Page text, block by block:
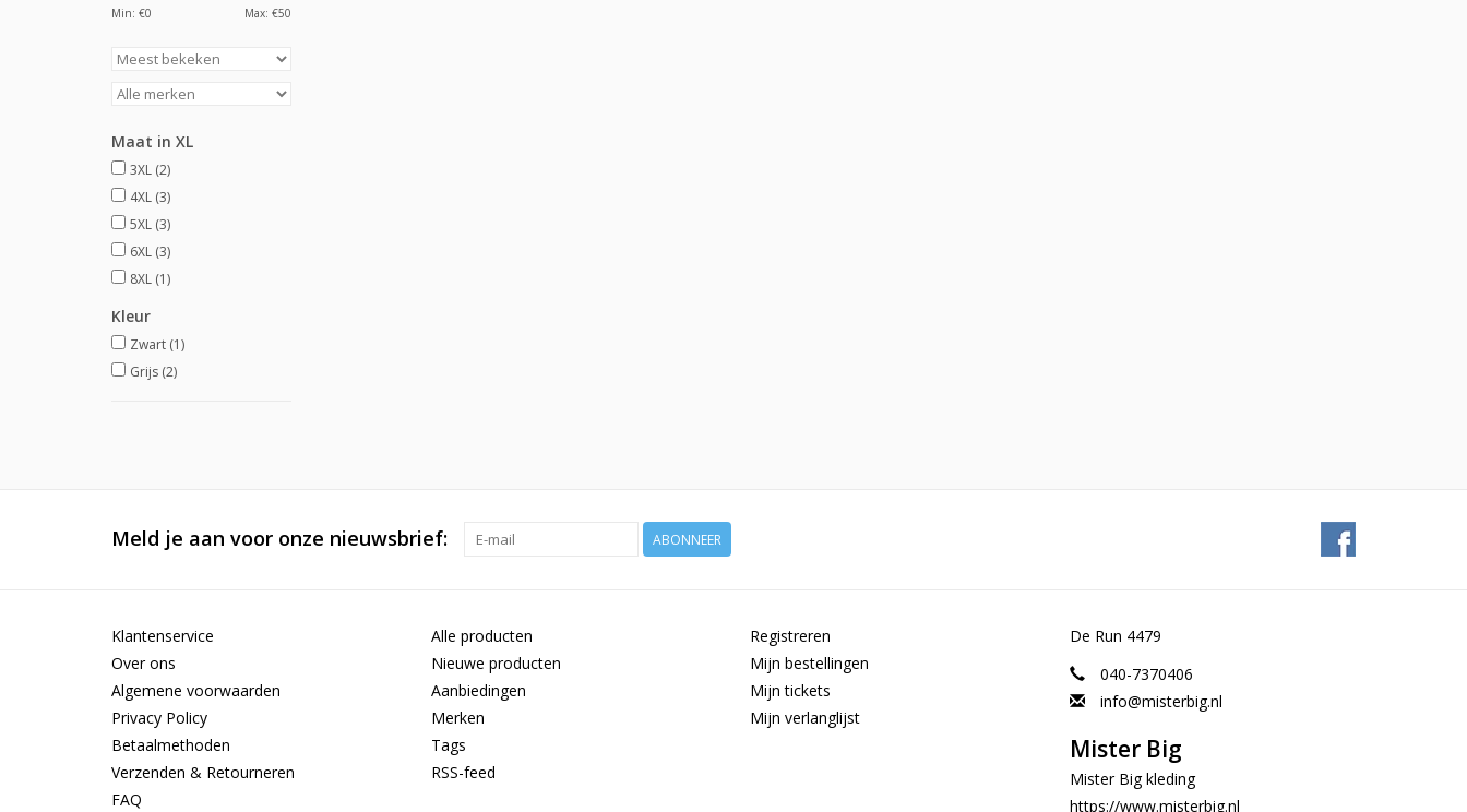
Min: €0 Max: €50
Maat in XL
3XL (2)
4XL (3)
5XL (3)
6XL (3)
8XL (1)
Kleur
Zwart (1)
Grijs (2)
Meld je aan voor onze nieuwsbrief: ABONNEER
Klantenservice
Over ons
Algemene voorwaarden
Privacy Policy
Betaalmethoden
Verzenden & Retourneren
FAQ
Alle producten
Nieuwe producten
Aanbiedingen
Merken
Tags
RSS-feed
Registreren
Mijn bestellingen
Mijn tickets
Mijn verlanglijst
De Run 4479
040-7370406
info@misterbig.nl
Mister Big
Mister Big kleding
https://www.misterbig.nl